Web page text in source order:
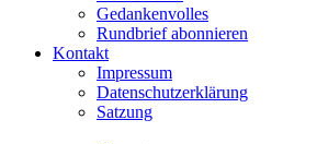
Gedankenvolles
Rundbrief abonnieren
Kontakt
Impressum
Datenschutzerklärung
Satzung